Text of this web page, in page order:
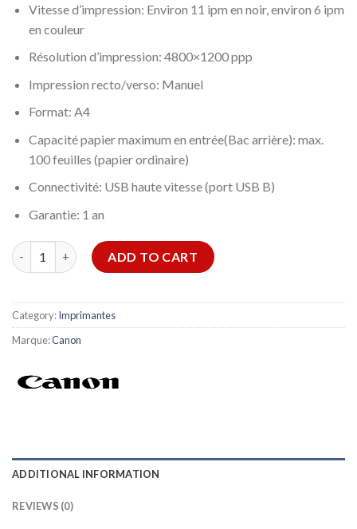
Vitesse d’impression: Environ 11 ipm en noir, environ 6 ipm
en couleur
Résolution d’impression: 4800×1200 ppp
Impression recto/verso: Manuel
Format: A4
Capacité papier maximum en entrée(Bac arrière): max.
100 feuilles (papier ordinaire)
Connectivité: USB haute vitesse (port USB B)
Garantie: 1 an
IMPRIMANTE JET D'ENCRE CANON PIXMA G-1430
ADD TO CART
Category:Imprimantes
Marque:Canon
ADDITIONAL INFORMATION
REVIEWS (0)